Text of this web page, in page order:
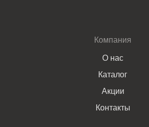
Компания
О нас
Каталог
Акции
Контакты